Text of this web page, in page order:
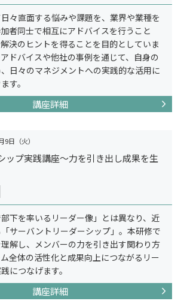
プ
々直面する悩みや課題を、業界や業種を
者同士で相互にアドバイスを行うこと
決のヒントを得ることを目的としていま
ドバイスや他社の事例を通じて、自身の
日々のマネジメントへの実践的な活用に
す。
講座詳細
9日（火）
ップ実践講座～力を引き出し成果を生
下を率いるリーダー像」とは異なり、近
サーバントリーダーシップ」。本研修で
解し、メンバーの力を引き出す関わり方
全体の活性化と成果向上につながるリー
につなげます。
講座詳細